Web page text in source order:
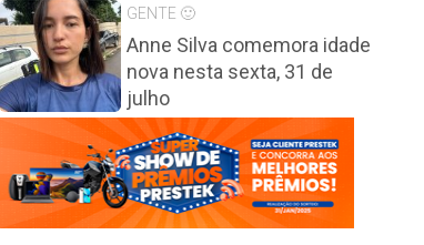
GENTE 🙂
Anne Silva comemora idade
nova nesta sexta, 31 de
julho